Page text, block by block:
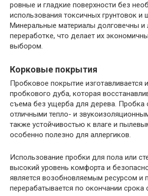
ровные и гладкие поверхности без
использования токсичных грунтовок и
Минеральные материалы долговечны и
переработке, что делает их
выбором.
Корковые покрытия
Пробковое покрытие изготавливается
пробкового дуба, которая
съема без ущерба для дерева. Пробка
отличными тепло- и
также устойчивостью к влаге и
особенно полезно для аллергиков.
Использование пробки для пола или
высокий уровень комфорта и
является возобновляемым ресурсом и
перерабатывается по окончании срока